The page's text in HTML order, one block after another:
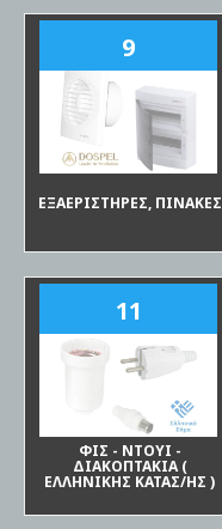
9
ΕΞΑΕΡΙΣΤΗΡΕΣ, ΠΙΝΑΚΕΣ
11
ΦΙΣ - ΝΤΟΥΙ -
ΔΙΑΚΟΠΤΑΚΙΑ (
ΕΛΛΗΝΙΚΗΣ ΚΑΤΑΣ/ΗΣ )